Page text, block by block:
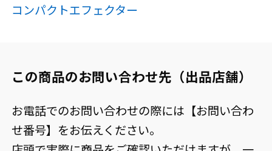
コンパクトエフェクター
この商品のお問い合わせ先（出品店舗）
お電話でのお問い合わせの際には【お問い合わ
せ番号】をお伝えください。